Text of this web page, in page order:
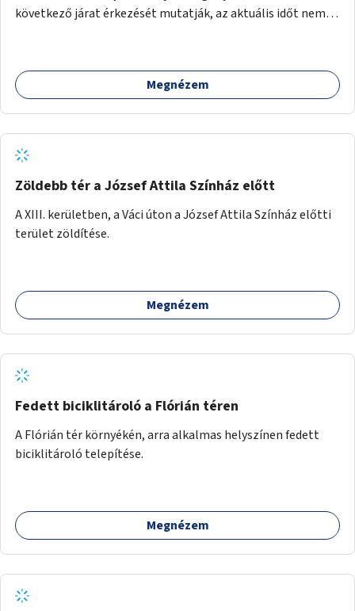
következő járat érkezését mutatják, az aktuális időt nem.
Megnézem
Zöldebb tér a József Attila Színház előtt
A XIII. kerületben, a Váci úton a József Attila Színház előtti
terület zöldítése.
Megnézem
Fedett biciklitároló a Flórián téren
A Flórián tér környékén, arra alkalmas helyszínen fedett
biciklitároló telepítése.
Megnézem